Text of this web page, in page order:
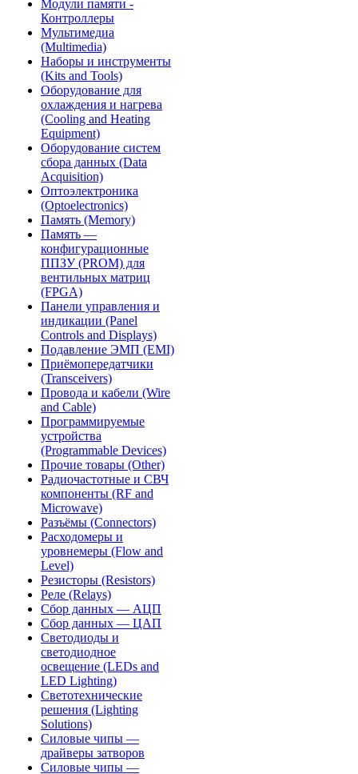
Модули памяти -
Контроллеры
Мультимедиа
(Multimedia)
Наборы и инструменты
(Kits and Tools)
Оборудование для
охлаждения и нагрева
(Cooling and Heating
Equipment)
Оборудование систем
сбора данных (Data
Acquisition)
Оптоэлектроника
(Optoelectronics)
Память (Memory)
Память —
конфигурационные
ППЗУ (PROM) для
вентильных матриц
(FPGA)
Панели управления и
индикации (Panel
Controls and Displays)
Подавление ЭМП (EMI)
Приёмопередатчики
(Transceivers)
Провода и кабели (Wire
and Cable)
Программируемые
устройства
(Programmable Devices)
Прочие товары (Other)
Радиочастотные и СВЧ
компоненты (RF and
Microwave)
Разъёмы (Connectors)
Расходомеры и
уровнемеры (Flow and
Level)
Резисторы (Resistors)
Реле (Relays)
Сбор данных — АЦП
Сбор данных — ЦАП
Светодиоды и
светодиодное
освещение (LEDs and
LED Lighting)
Светотехнические
решения (Lighting
Solutions)
Силовые чипы —
драйверы затворов
Силовые чипы —